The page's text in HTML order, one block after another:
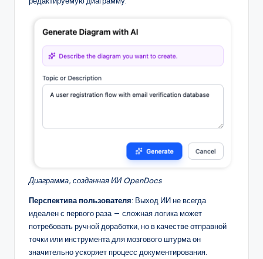
Диаграмма, созданная ИИ OpenDocs
Перспектива пользователя: Выход ИИ не всегда
идеален с первого раза — сложная логика может
потребовать ручной доработки, но в качестве отправной
точки или инструмента для мозгового штурма он
значительно ускоряет процесс документирования.